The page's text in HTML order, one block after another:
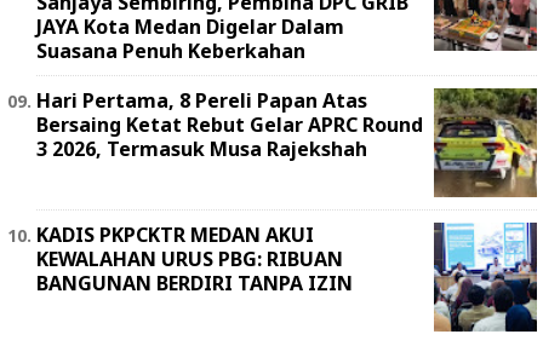
JAYA Kota Medan Digelar Dalam
Suasana Penuh Keberkahan
Hari Pertama, 8 Pereli Papan Atas
Bersaing Ketat Rebut Gelar APRC Round
3 2026, Termasuk Musa Rajekshah
KADIS PKPCKTR MEDAN AKUI
KEWALAHAN URUS PBG: RIBUAN
BANGUNAN BERDIRI TANPA IZIN